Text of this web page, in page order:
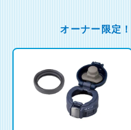
オーナー限定！